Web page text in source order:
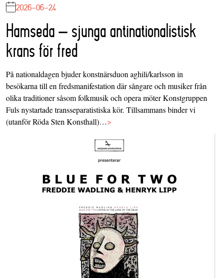
2026-06-24
Hamseda – sjunga antinationalistisk
krans för fred
På nationaldagen bjuder konstnärsduon aghili/karlsson in
besökarna till en fredsmanifestation där sångare och musiker från
olika traditioner såsom folkmusik och opera möter Konstgruppen
Fuls nystartade transseparatistiska kör. Tillsammans binder vi
(utanför Röda Sten Konsthall)…>